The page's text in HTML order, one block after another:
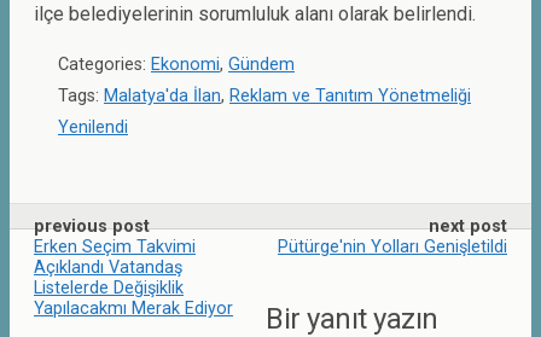
ilçe belediyelerinin sorumluluk alanı olarak belirlendi.
Categories: Ekonomi, Gündem
Tags: Malatya'da İlan, Reklam ve Tanıtım Yönetmeliği
Yenilendi
previous post
Erken Seçim Takvimi
Açıklandı Vatandaş
Listelerde Değişiklik
Yapılacakmı Merak Ediyor
next post
Pütürge'nin Yolları Genişletildi
Bir yanıt yazın